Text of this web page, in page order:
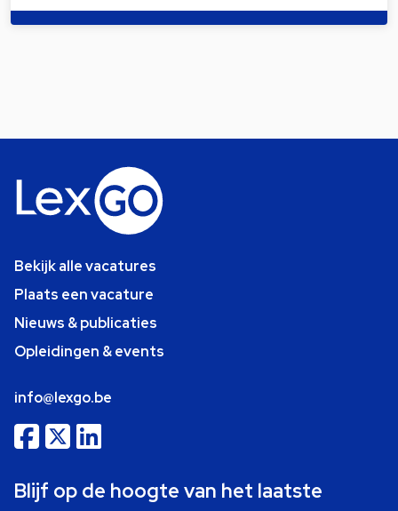
Bekijk alle vacatures
Plaats een vacature
Nieuws & publicaties
Opleidingen & events
info@lexgo.be
Blijf op de hoogte van het laatste